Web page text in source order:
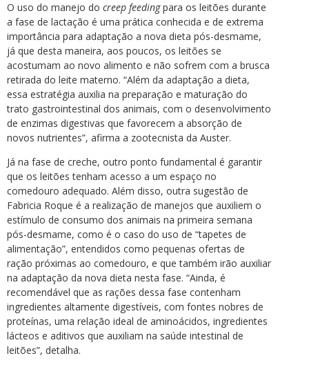
O uso do manejo do creep feedingpara os leitões durante
a fase de lactação é uma prática conhecida e de extrema
importância para adaptação a nova dieta pós-desmame,
já que desta maneira, aos poucos, os leitões se
acostumam ao novo alimento e não sofrem com a brusca
retirada do leite materno. “Além da adaptação a dieta,
essa estratégia auxilia na preparação e maturação do
trato gastrointestinal dos animais, com o desenvolvimento
de enzimas digestivas que favorecem a absorção de
novos nutrientes”, afirma a zootecnista da Auster.
Já na fase de creche, outro ponto fundamental é garantir
que os leitões tenham acesso a um espaço no
comedouro adequado. Além disso, outra sugestão de
Fabricia Roque é a realização de manejos que auxiliem o
estímulo de consumo dos animais na primeira semana
pós-desmame, como é o caso do uso de “tapetes de
alimentação”, entendidos como pequenas ofertas de
ração próximas ao comedouro, e que também irão auxiliar
na adaptação da nova dieta nesta fase. “Ainda, é
recomendável que as rações dessa fase contenham
ingredientes altamente digestíveis, com fontes nobres de
proteínas, uma relação ideal de aminoácidos, ingredientes
lácteos e aditivos que auxiliam na saúde intestinal de
leitões”, detalha.